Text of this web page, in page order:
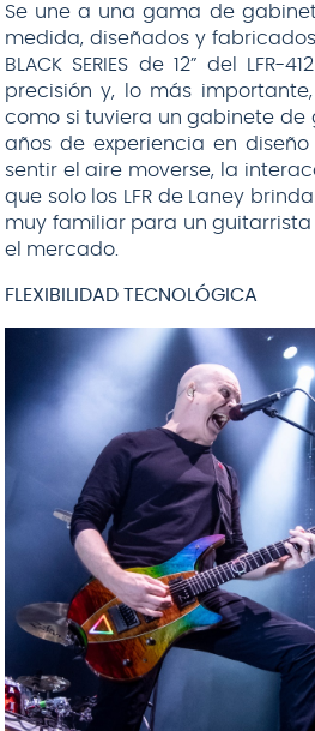
Se une a una gama de
medida, diseñados y
BLACK SERIES de 12” del
precisión y, lo más
como si tuviera un gabinete de
años de experiencia en
sentir el aire moverse, la
que solo los LFR de Laney
muy familiar para un guitarrista
el mercado.
FLEXIBILIDAD TECNOLÓGICA